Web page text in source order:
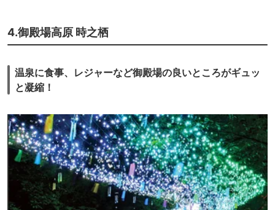
4.御殿場高原 時之栖
温泉に食事、レジャーなど御殿場の良いところがギュッ
と凝縮！